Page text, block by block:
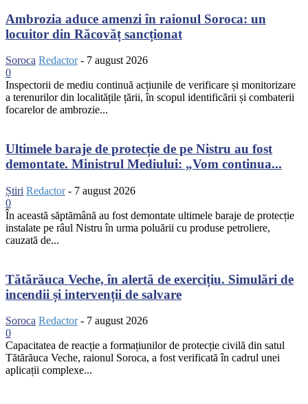
Ambrozia aduce amenzi în raionul Soroca: un
locuitor din Răcovăț sancționat
Soroca Redactor - 7 august 2026
0
Inspectorii de mediu continuă acțiunile de verificare și monitorizare
a terenurilor din localitățile țării, în scopul identificării și combaterii
focarelor de ambrozie...
Ultimele baraje de protecție de pe Nistru au fost
demontate. Ministrul Mediului: „Vom continua...
Știri Redactor - 7 august 2026
0
În această săptămână au fost demontate ultimele baraje de protecție
instalate pe râul Nistru în urma poluării cu produse petroliere,
cauzată de...
Tătărăuca Veche, în alertă de exercițiu. Simulări de
incendii și intervenții de salvare
Soroca Redactor - 7 august 2026
0
Capacitatea de reacție a formațiunilor de protecție civilă din satul
Tătărăuca Veche, raionul Soroca, a fost verificată în cadrul unei
aplicații complexe...